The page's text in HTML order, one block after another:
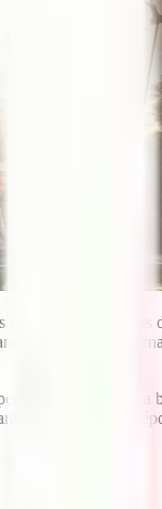
más
otras más
en el país “de
cuál es la mejor